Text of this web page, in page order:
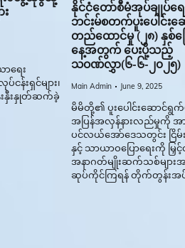
ရေး
န်းရှင်များ၊
နှီးနှီးနှုတ်ဆက်ခဲ့
နိုင်ငံတော်စီမံအုပ်ချုပ်ရေ
ဘင်းမ်စတက်ပူးပေါင်
တည်ထောင်မှု (၂၈) နှစ်
နေ့အတွက် ပေးပို့သည့်
သဝဏ်လွှာ(၆-၆-၂၀၂၅)
Main Admin June 9, 2025
မိမိတို့၏ ပူးပေါင်းဆောင်ရွ
အပြန်အလှန်နားလည်မှုကို အား
ပင်လယ်အော်ဒေသတွင်း ငြိမ်း
နှင့် သာယာဝပြောရေးကို မ
အနာဂတ်မျိုးဆက်သစ်မျ
ဆုပ်ကိုင်ကြရန် တိုက်တွန်းအ